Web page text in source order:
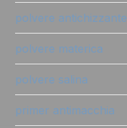
polvere antichizzante
polvere materica
polvere salina
primer antimacchia